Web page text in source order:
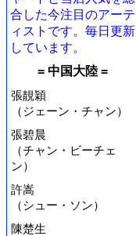
合した今注目のアーテ
ィストです。毎日更新
しています。
= 中国大陸 =
張靚穎
（ジェーン・チャン）
張碧晨
（チャン・ビーチェ
ン）
許嵩
（シュー・ソン）
陳楚生